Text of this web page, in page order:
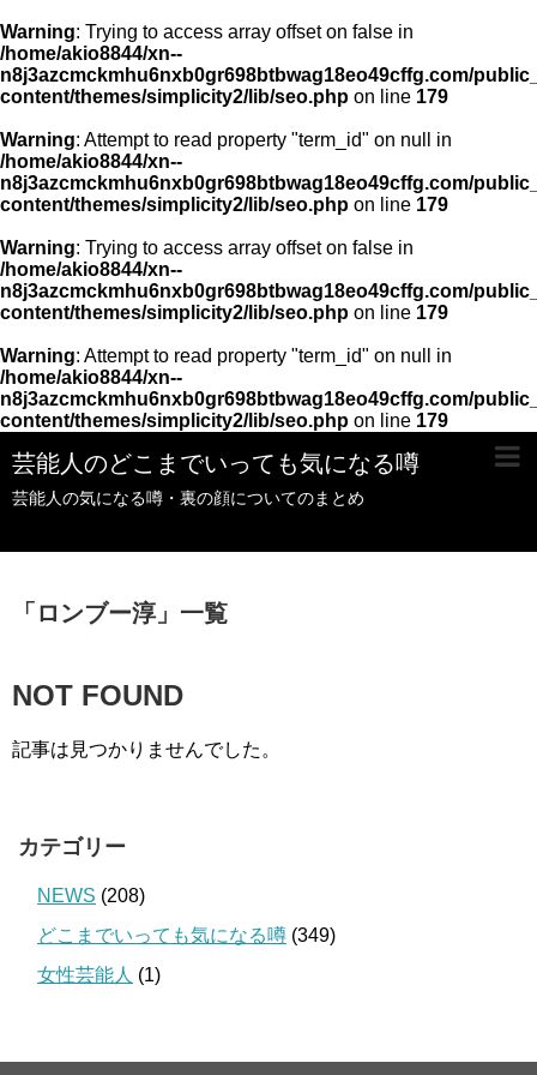
Warning: Trying to access array offset on false in
/home/akio8844/xn--
n8j3azcmckmhu6nxb0gr698btbwag18eo49cffg.com/
content/themes/simplicity2/lib/seo.php on line 179
Warning: Attempt to read property "term_id" on null in
/home/akio8844/xn--
n8j3azcmckmhu6nxb0gr698btbwag18eo49cffg.com/
content/themes/simplicity2/lib/seo.php on line 179
Warning: Trying to access array offset on false in
/home/akio8844/xn--
n8j3azcmckmhu6nxb0gr698btbwag18eo49cffg.com/
content/themes/simplicity2/lib/seo.php on line 179
Warning: Attempt to read property "term_id" on null in
/home/akio8844/xn--
n8j3azcmckmhu6nxb0gr698btbwag18eo49cffg.com/
content/themes/simplicity2/lib/seo.php on line 179
芸能人のどこまでいっても気になる噂
芸能人の気になる噂・裏の顔についてのまとめ
「 ロンブー淳」 一覧
NOT FOUND
記事は見つかりませんでした。
カテゴリー
NEWS (208)
どこまでいっても気になる噂 (349)
女性芸能人 (1)